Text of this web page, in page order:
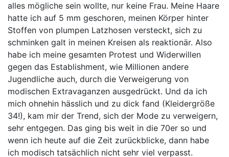
alles mögliche sein wollte, nur keine Frau. Meine Haare
hatte ich auf 5 mm geschoren, meinen Körper hinter
Stoffen von plumpen Latzhosen versteckt, sich zu
schminken galt in meinen Kreisen als reaktionär. Also
habe ich meine gesamten Protest und Widerwillen
gegen das Establishment, wie Millionen andere
Jugendliche auch, durch die Verweigerung von
modischen Extravaganzen ausgedrückt. Und da ich
mich ohnehin hässlich und zu dick fand (Kleidergröße
34!), kam mir der Trend, sich der Mode zu verweigern,
sehr entgegen. Das ging bis weit in die 70er so und
wenn ich heute auf die Zeit zurückblicke, dann habe
ich modisch tatsächlich nicht sehr viel verpasst.